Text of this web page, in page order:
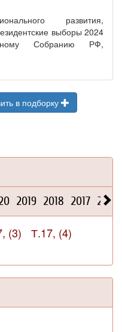
развития,
выборы 2024
Собранию РФ,
в подборку
2019 2018 2017 2016
(3)
Т.17, (4)